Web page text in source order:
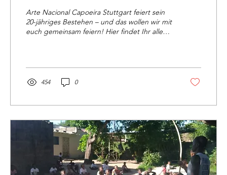
Arte Nacional Capoeira Stuttgart feiert sein
20-jähriges Bestehen – und das wollen wir mit
euch gemeinsam feiern! Hier findet Ihr alle
454 0